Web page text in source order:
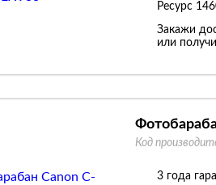
Ресурс
Закажи
или
Код
3 года